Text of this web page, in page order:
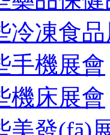
冷凍食
手機展會
機床展會
美發(fā)